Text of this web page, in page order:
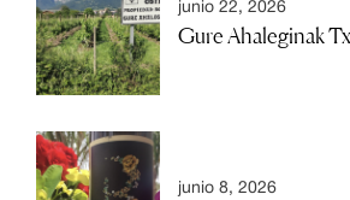
junio 22, 2026
Gure Ahaleginak
junio 8, 2026